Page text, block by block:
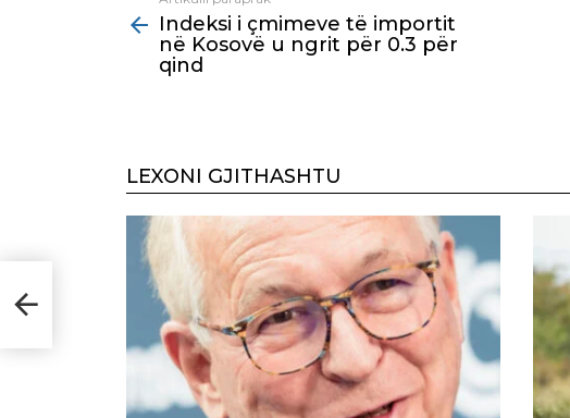
moreIndeksi i çmimeve të importit
në Kosovë u ngrit për 0.3 për
qind
LEXONI GJITHASHTU